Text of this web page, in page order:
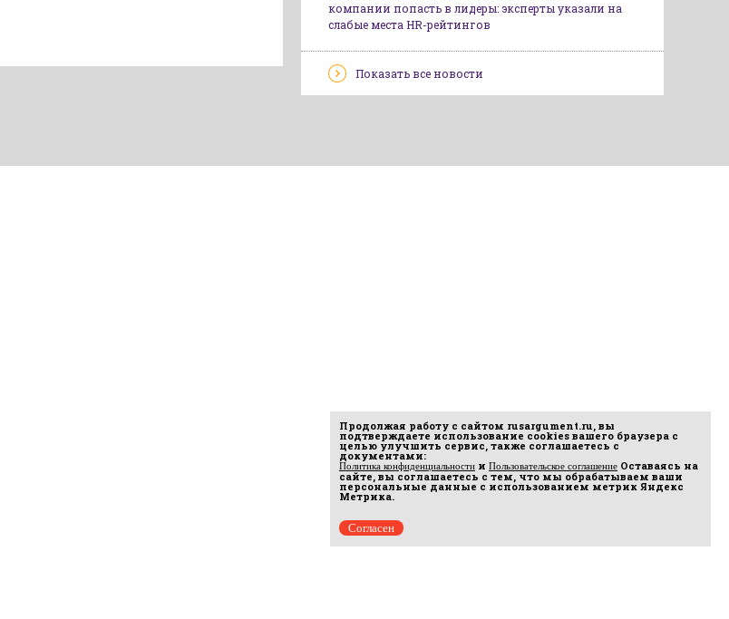
компании попасть в лидеры: эксперты указали на
слабые места HR-рейтингов
Показать все новости
Продолжая работу с сайтом rusargument.ru, вы
подтверждаете использование cookies вашего браузера с
целью улучшить сервис, также соглашаетесь с
документами:
Политика конфиденциальности и Пользовательское соглашение Оставаясь на
сайте, вы соглашаетесь с тем, что мы обрабатываем ваши
персональные данные с использованием метрик Яндекс
Метрика.
Согласен